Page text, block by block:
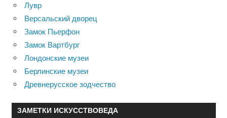
Лувр
Версальский дворец
Замок Пьерфон
Замок Вартбург
Лондонские музеи
Берлинские музеи
Древнерусское зодчество
ЗАМЕТКИ ИСКУССТВОВЕДА